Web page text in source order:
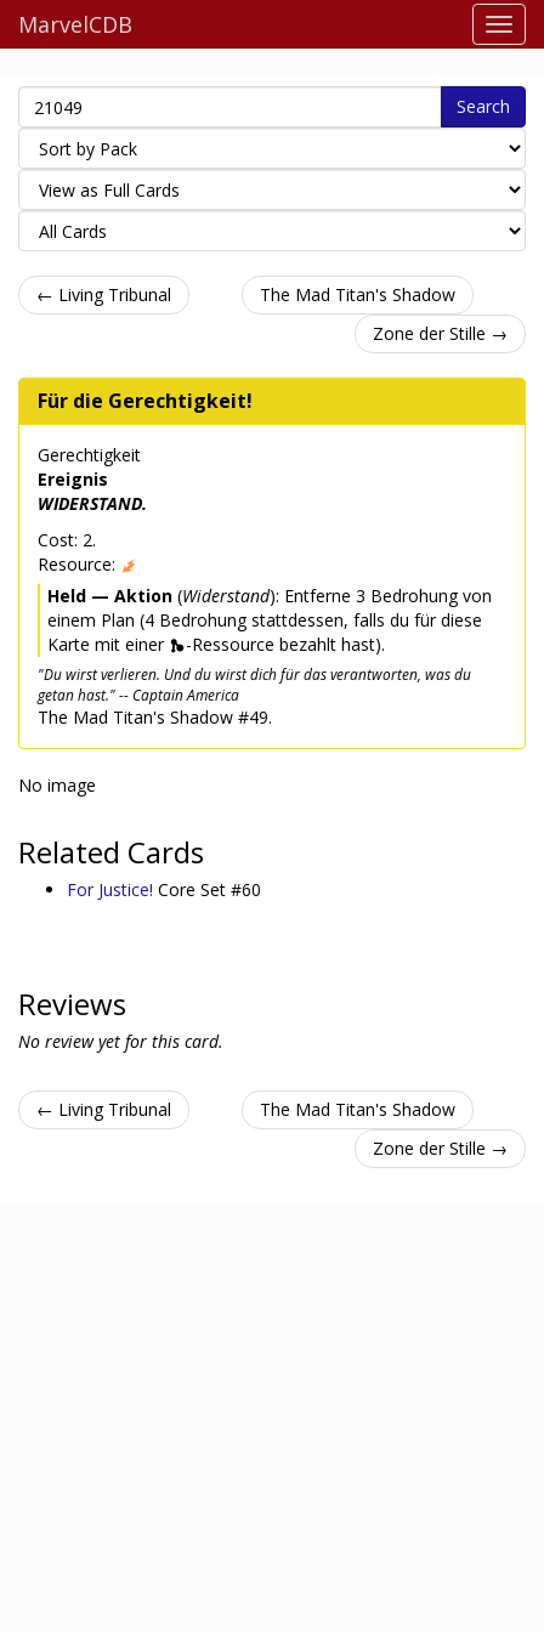
MarvelCDB
Search
← Living Tribunal
The Mad Titan's Shadow
Zone der Stille →
Für die Gerechtigkeit!
Gerechtigkeit
Ereignis
WIDERSTAND.
Cost: 2.
Resource:
Held — Aktion (Widerstand): Entferne 3 Bedrohung von
einem Plan (4 Bedrohung stattdessen, falls du für diese
Karte mit einer
-Ressource bezahlt hast).
"Du wirst verlieren. Und du wirst dich für das verantworten, was du
getan hast." -- Captain America
The Mad Titan's Shadow #49.
No image
Related Cards
For Justice! Core Set #60
Reviews
No review yet for this card.
← Living Tribunal
The Mad Titan's Shadow
Zone der Stille →